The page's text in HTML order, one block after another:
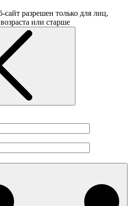
сайт разрешен только для лиц,
или старше